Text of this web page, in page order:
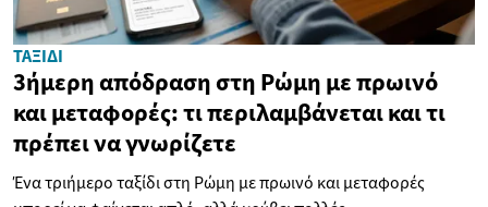
ΤΑΞΊΔΙ
3ήμερη απόδραση στη Ρώμη με πρωινό
και μεταφορές: τι περιλαμβάνεται και τι
πρέπει να γνωρίζετε
Ένα τριήμερο ταξίδι στη Ρώμη με πρωινό και μεταφορές